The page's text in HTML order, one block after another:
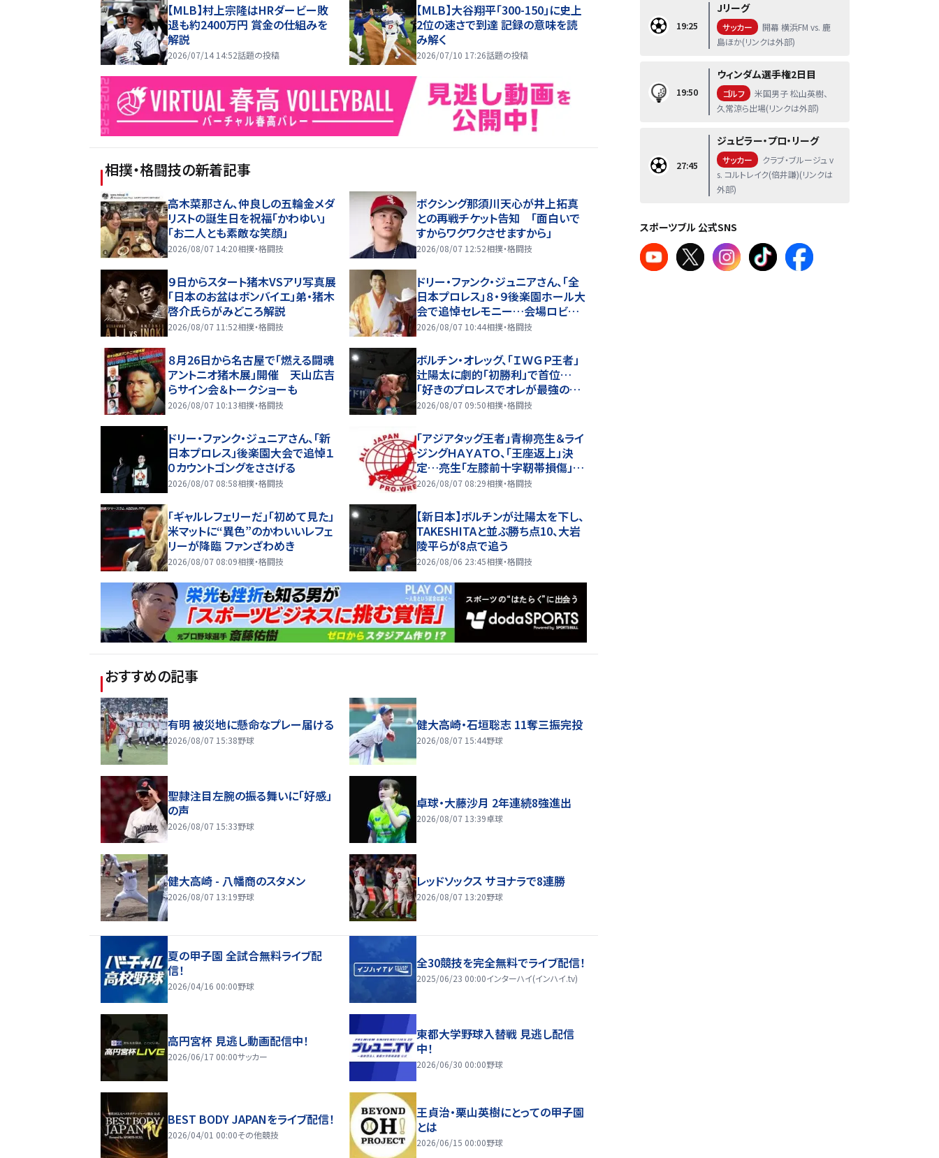
【MLB】村上宗隆はHRダービー敗
退も約2400万円 賞金の仕組みを
解説
2026/07/14 14:52話題の投稿
【MLB】大谷翔平「300-150」に史上
2位の速さで到達 記録の意味を読
み解く
2026/07/10 17:26話題の投稿
相撲・格闘技の新着記事
高木菜那さん、仲良しの五輪金メダ
リストの誕生日を祝福「かわゆい」
「お二人とも素敵な笑顔」
2026/08/07 14:20相撲・格闘技
ボクシング那須川天心が井上拓真
との再戦チケット告知 「面白いで
すからワクワクさせますから」
2026/08/07 12:52相撲・格闘技
９日からスタート猪木VSアリ写真展
「日本のお盆はボンバイエ」弟・猪木
啓介氏らがみどころ解説
2026/08/07 11:52相撲・格闘技
ドリー・ファンク・ジュニアさん、「全
日本プロレス」８・９後楽園ホール大
会で追悼セレモニー…会場ロビー
に献花台を設置
2026/08/07 10:44相撲・格闘技
８月26日から名古屋で「燃える闘魂
アントニオ猪木展」開催 天山広吉
らサイン会＆トークショーも
2026/08/07 10:13相撲・格闘技
ボルチン・オレッグ、「ＩＷＧＰ王者」
辻陽太に劇的「初勝利」で首位…
「好きのプロレスでオレが最強の選
手になりたいから！」…８・６後楽園
2026/08/07 09:50相撲・格闘技
ドリー・ファンク・ジュニアさん、「新
日本プロレス」後楽園大会で追悼１
０カウントゴングをささげる
2026/08/07 08:58相撲・格闘技
「アジアタッグ王者」青柳亮生＆ライ
ジングＨＡＹＡＴＯ、「王座返上」決
定…亮生「左膝前十字靭帯損傷」欠
場で
2026/08/07 08:29相撲・格闘技
「ギャルレフェリーだ」「初めて見た」
米マットに“異色”のかわいいレフェ
リーが降臨 ファンざわめき
2026/08/07 08:09相撲・格闘技
【新日本】ボルチンが辻陽太を下し、
TAKESHITAと並ぶ勝ち点10、大岩
陵平らが8点で追う
2026/08/06 23:45相撲・格闘技
おすすめの記事
有明 被災地に懸命なプレー届ける
2026/08/07 15:38野球
健大高崎・石垣聡志 11奪三振完投
2026/08/07 15:44野球
聖隷注目左腕の振る舞いに「好感」
の声
2026/08/07 15:33野球
卓球・大藤沙月 2年連続8強進出
2026/08/07 13:39卓球
健大高崎 - 八幡商のスタメン
2026/08/07 13:19野球
レッドソックス サヨナラで8連勝
2026/08/07 13:20野球
夏の甲子園 全試合無料ライブ配
信！
2026/04/16 00:00野球
全30競技を完全無料でライブ配信！
2025/06/23 00:00インターハイ(インハイ.tv)
高円宮杯 見逃し動画配信中！
2026/06/17 00:00サッカー
東都大学野球入替戦 見逃し配信
中！
2026/06/30 00:00野球
BEST BODY JAPANをライブ配信！
2026/04/01 00:00その他競技
王貞治・栗山英樹にとっての甲子園
とは
2026/06/15 00:00野球
19:25
Jリーグ
サッカー
開幕 横浜FM vs. 鹿
島ほか(リンクは外部)
19:50
ウィンダム選手権2日目
ゴルフ
米国男子 松山英樹、
久常涼ら出場(リンクは外部)
27:45
ジュピラー・プロ・リーグ
サッカー
クラブ・ブルージュ v
s. コルトレイク(倍井謙)(リンクは
外部)
スポーツブル 公式SNS